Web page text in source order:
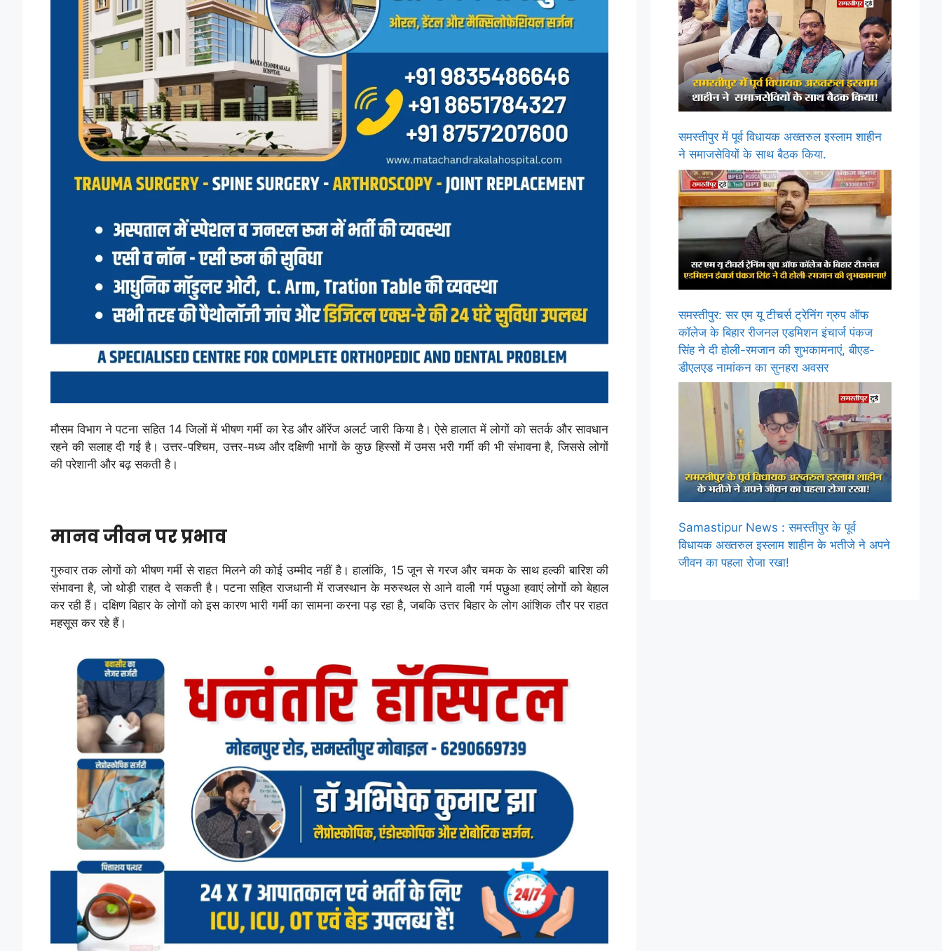
मौसम विभाग ने पटना सहित 14 जिलों में भीषण गर्मी का रेड और ऑरेंज अलर्ट जारी किया है। ऐसे हालात में लोगों को सतर्क और सावधान
रहने की सलाह दी गई है। उत्तर-पश्चिम, उत्तर-मध्य और दक्षिणी भागों के कुछ हिस्सों में उमस भरी गर्मी की भी संभावना है, जिससे लोगों
की परेशानी और बढ़ सकती है।
मानव जीवन पर प्रभाव
गुरुवार तक लोगों को भीषण गर्मी से राहत मिलने की कोई उम्मीद नहीं है। हालांकि, 15 जून से गरज और चमक के साथ हल्की बारिश की
संभावना है, जो थोड़ी राहत दे सकती है। पटना सहित राजधानी में राजस्थान के मरुस्थल से आने वाली गर्म पछुआ हवाएं लोगों को बेहाल
कर रही हैं। दक्षिण बिहार के लोगों को इस कारण भारी गर्मी का सामना करना पड़ रहा है, जबकि उत्तर बिहार के लोग आंशिक तौर पर राहत
महसूस कर रहे हैं।
समस्तीपुर में पूर्व विधायक अख्तरुल इस्लाम शाहीन
ने समाजसेवियों के साथ बैठक किया.
समस्तीपुर: सर एम यू टीचर्स ट्रेनिंग ग्रुप ऑफ
कॉलेज के बिहार रीजनल एडमिशन इंचार्ज पंकज
सिंह ने दी होली-रमजान की शुभकामनाएं, बीएड-
डीएलएड नामांकन का सुनहरा अवसर
Samastipur News : समस्तीपुर के पूर्व
विधायक अख्तरुल इस्लाम शाहीन के भतीजे ने अपने
जीवन का पहला रोजा रखा!